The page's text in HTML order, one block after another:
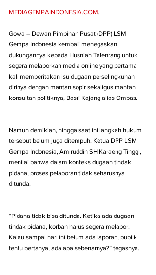
MEDIAGEMPAINDONESIA.COM.
Gowa – Dewan Pimpinan Pusat (DPP) LSM
Gempa Indonesia kembali menegaskan
dukungannya kepada Husniah Talenrang untuk
segera melaporkan media online yang pertama
kali memberitakan isu dugaan perselingkuhan
dirinya dengan mantan sopir sekaligus mantan
konsultan politiknya, Basri Kajang alias Ombas.
Namun demikian, hingga saat ini langkah hukum
tersebut belum juga ditempuh. Ketua DPP LSM
Gempa Indonesia, Amiruddin SH Karaeng Tinggi,
menilai bahwa dalam konteks dugaan tindak
pidana, proses pelaporan tidak seharusnya
ditunda.
“Pidana tidak bisa ditunda. Ketika ada dugaan
tindak pidana, korban harus segera melapor.
Kalau sampai hari ini belum ada laporan, publik
tentu bertanya, ada apa sebenarnya?” tegasnya.